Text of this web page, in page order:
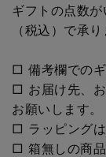
ギフトの点数
（税込）で承り
□ 備考欄でのギ
□ お届け先、
お願いします。
□ ラッピングは
□ 箱無しの商品